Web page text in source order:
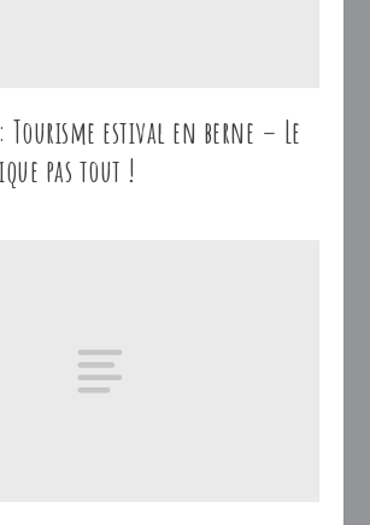
Tourisme estival en berne – Le
pas tout !